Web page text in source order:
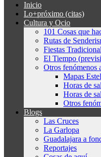
Inicio
Lo+próximo (citas)
Cultura y Ocio
101 Cosas que
Rutas de
Fiestas
El Tiempo
Otros fenómenos
Mapas
Horas de
Horas de
Otros
Blogs
Las Cruces
La Garlopa
Guadalajara a
Reportajes